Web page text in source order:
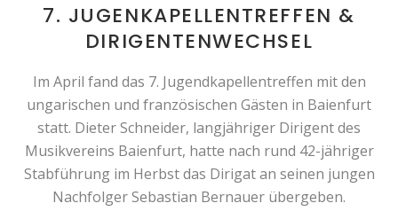
7. JUGENKAPELLENTREFFEN &
DIRIGENTENWECHSEL
Im April fand das 7. Jugendkapellentreffen mit den
ungarischen und französischen Gästen in Baienfurt
statt. Dieter Schneider, langjähriger Dirigent des
Musikvereins Baienfurt, hatte nach rund 42-jähriger
Stabführung im Herbst das Dirigat an seinen jungen
Nachfolger Sebastian Bernauer übergeben.